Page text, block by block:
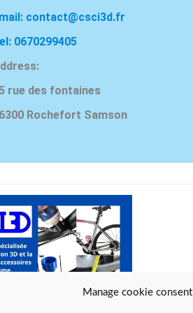
Manage cookie consent
contact@csci3d.fr
0670299405
rue des fontaines
Rochefort Samson